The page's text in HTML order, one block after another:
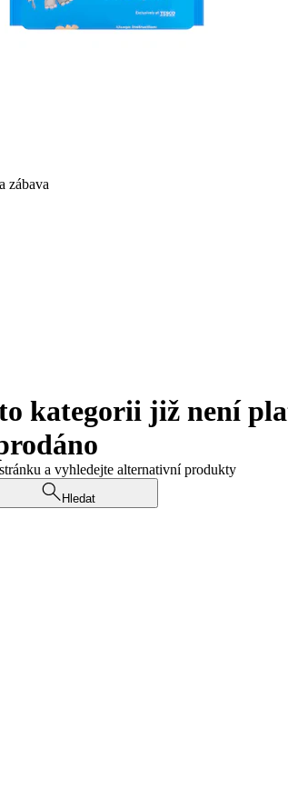
zábava
kategorii již není
a vyhledejte alternativní produkty
Hledat